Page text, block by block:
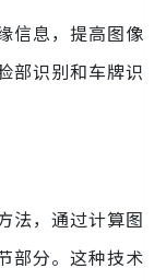
信息，提高图像
部识别和车牌识
法，通过计算图
部分。这种技术